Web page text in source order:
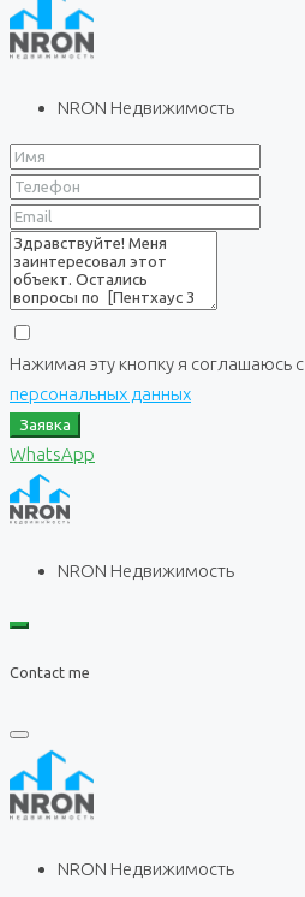
NRON Недвижимость
Нажимая эту кнопку я соглашаюсь с
персональных данных
Заявка
WhatsApp
NRON Недвижимость
Contact me
NRON Недвижимость